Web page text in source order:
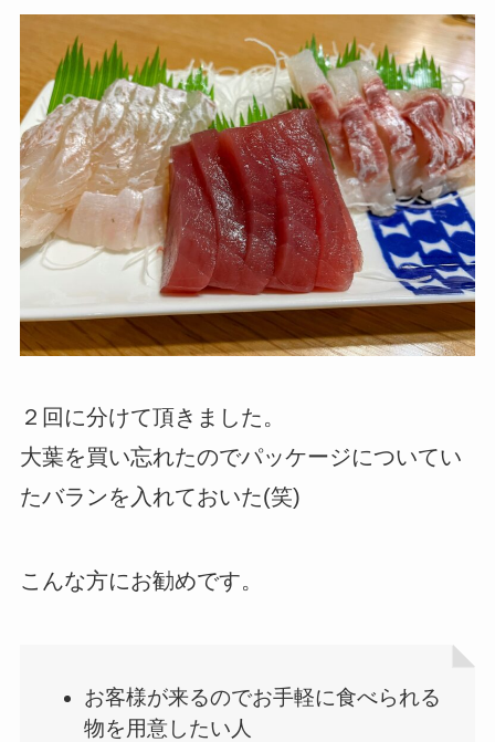
２回に分けて頂きました。
大葉を買い忘れたのでパッケージについてい
たバランを入れておいた(笑)
こんな方にお勧めです。
お客様が来るのでお手軽に食べられる
物を用意したい人